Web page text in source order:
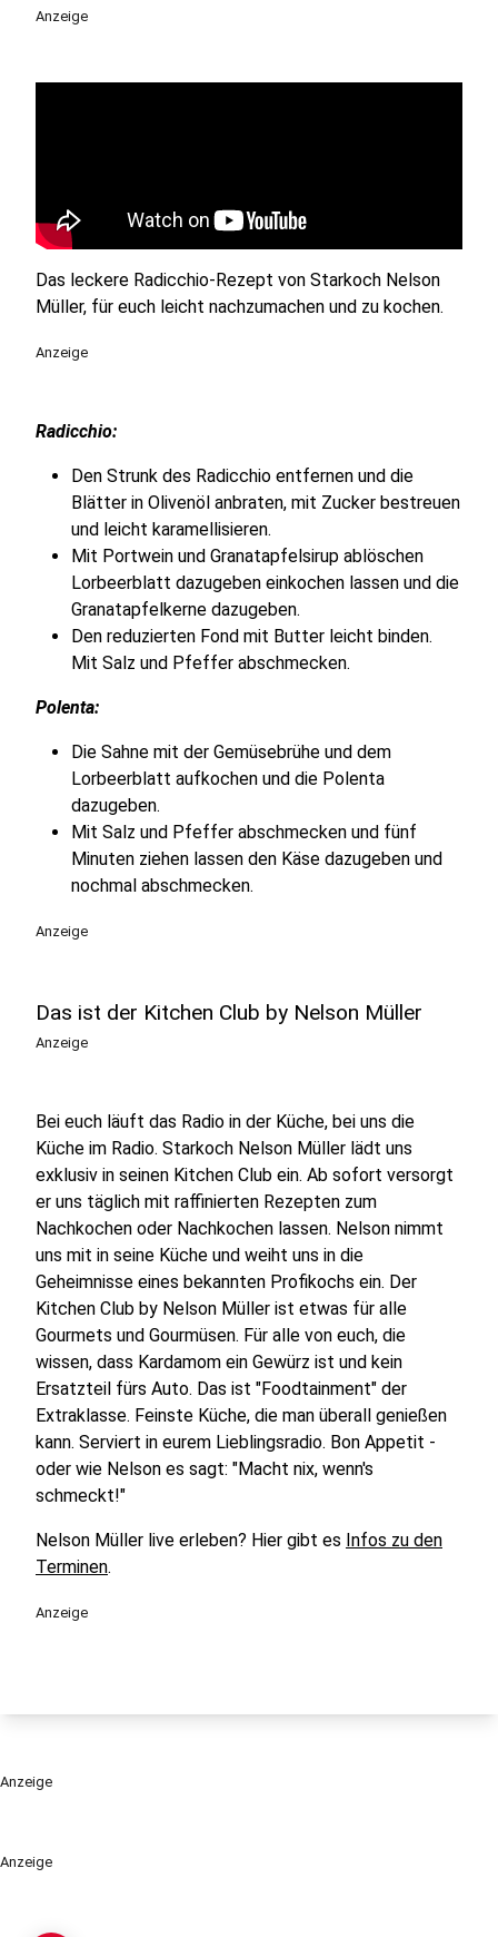
Anzeige
Anzeige
Das leckere Radicchio-Rezept von Starkoch Nelson
Müller, für euch leicht nachzumachen und zu kochen.
Anzeige
Radicchio:
Den Strunk des Radicchio entfernen und die
Blätter in Olivenöl anbraten, mit Zucker bestreuen
und leicht karamellisieren.
Mit Portwein und Granatapfelsirup ablöschen
Lorbeerblatt dazugeben einkochen lassen und die
Granatapfelkerne dazugeben.
Den reduzierten Fond mit Butter leicht binden.
Mit Salz und Pfeffer abschmecken.
Polenta:
Die Sahne mit der Gemüsebrühe und dem
Lorbeerblatt aufkochen und die Polenta
dazugeben.
Mit Salz und Pfeffer abschmecken und fünf
Minuten ziehen lassen den Käse dazugeben und
nochmal abschmecken.
Anzeige
Das ist der Kitchen Club by Nelson Müller
Anzeige
Bei euch läuft das Radio in der Küche, bei uns die
Küche im Radio. Starkoch Nelson Müller lädt uns
exklusiv in seinen Kitchen Club ein. Ab sofort versorgt
er uns täglich mit raffinierten Rezepten zum
Nachkochen oder Nachkochen lassen. Nelson nimmt
uns mit in seine Küche und weiht uns in die
Geheimnisse eines bekannten Profikochs ein. Der
Kitchen Club by Nelson Müller ist etwas für alle
Gourmets und Gourmüsen. Für alle von euch, die
wissen, dass Kardamom ein Gewürz ist und kein
Ersatzteil fürs Auto. Das ist "Foodtainment" der
Extraklasse. Feinste Küche, die man überall genießen
kann. Serviert in eurem Lieblingsradio. Bon Appetit -
oder wie Nelson es sagt: "Macht nix, wenn's
schmeckt!"
Nelson Müller live erleben? Hier gibt es Infos zu den
Terminen.
Anzeige
Anzeige